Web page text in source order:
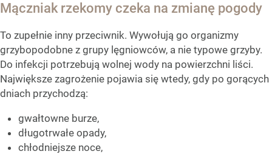
Mączniak rzekomy czeka na zmianę pogody
To zupełnie inny przeciwnik. Wywołują go organizmy
grzybopodobne z grupy lęgniowców, a nie typowe grzyby.
Do infekcji potrzebują wolnej wody na powierzchni liści.
Największe zagrożenie pojawia się wtedy, gdy po gorących
dniach przychodzą:
gwałtowne burze,
długotrwałe opady,
chłodniejsze noce,